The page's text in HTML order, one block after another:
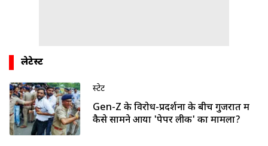
लेटेस्ट
स्टेट
Gen-Z के विरोध-प्रदर्शनों के बीच गुजरात में
कैसे सामने आया 'पेपर लीक' का मामला?